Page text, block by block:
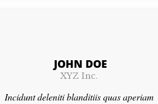
JOHN DOE
XYZ Inc.
Incidunt deleniti blanditiis quas aperiam